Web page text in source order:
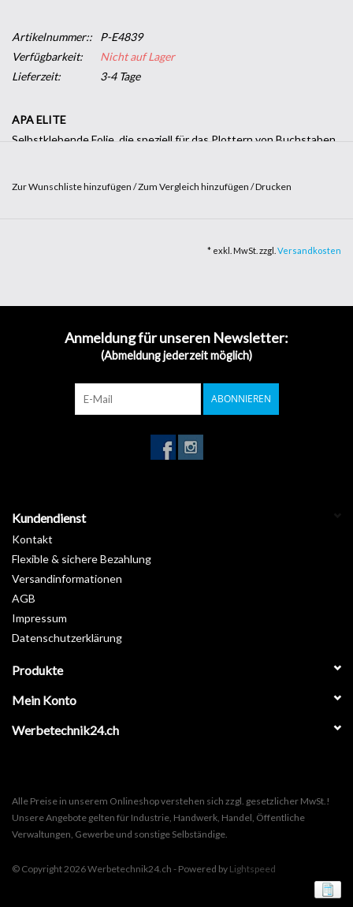
Artikelnummer::
P-E4839
Verfügbarkeit:
Nicht auf Lager
Lieferzeit:
3-4 Tage
APA ELITE
Selbstklebende Folie, die speziell für das Plottern von Buchstaben,
und Verkleidungen geeignet. Haltbarkeit der Folie bis zu 5 Jahren
Folienstärke: 75 µm
Brandschutzklasse (B-S2-D0)
Zur Wunschliste hinzufügen /Zum Vergleich hinzufügen /Drucken
* exkl. MwSt. zzgl. Versandkosten
Anmeldung für unseren Newsletter:
(Abmeldung jederzeit möglich)
ABONNIEREN
Kundendienst
Kontakt
Flexible & sichere Bezahlung
Versandinformationen
AGB
Impressum
Datenschutzerklärung
Produkte
Mein Konto
Werbetechnik24.ch
Alle Preise in unserem Onlineshop verstehen sich zzgl. gesetzlicher MwSt.!
Unsere Angebote gelten für Industrie, Handwerk, Handel, Öffentliche
Verwaltungen, Gewerbe und sonstige Selbständige.
© Copyright 2026 Werbetechnik24.ch - Powered by Lightspeed